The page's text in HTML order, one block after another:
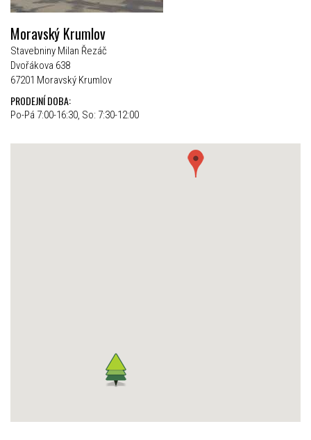
Moravský Krumlov
Stavebniny Milan Řezáč
Dvořákova 638
67201 Moravský Krumlov
PRODEJNÍ DOBA:
Po-Pá 7:00-16:30, So: 7:30-12:00